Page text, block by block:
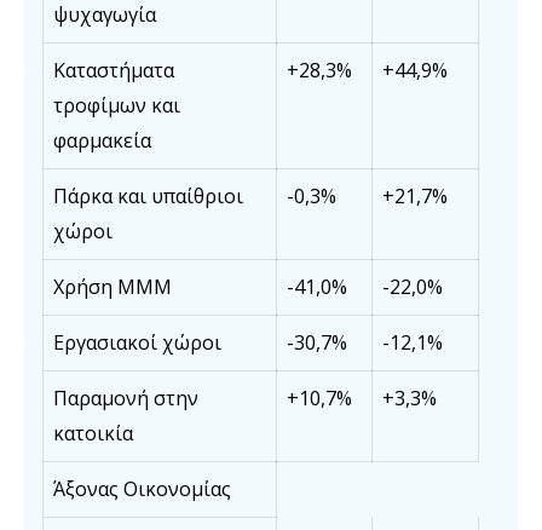
ψυχαγωγία
Καταστήματα
τροφίμων και
φαρμακεία
+28,3% +44,9%
Πάρκα και υπαίθριοι
χώροι
-0,3% +21,7%
Χρήση ΜΜΜ -41,0% -22,0%
Εργασιακοί χώροι -30,7% -12,1%
Παραμονή στην
κατοικία
+10,7% +3,3%
Άξονας Οικονομίας